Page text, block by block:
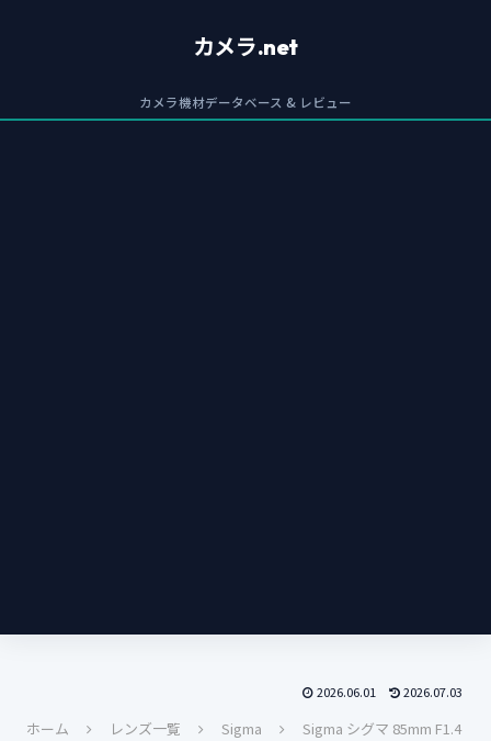
カメラ.net
カメラ機材データベース & レビュー
2026.06.01 2026.07.03
ホーム レンズ一覧 Sigma
Sigma シグマ 85mm F1.4